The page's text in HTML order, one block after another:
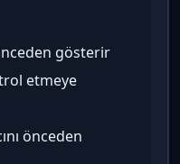
önceden gösterir
etmeye
önceden